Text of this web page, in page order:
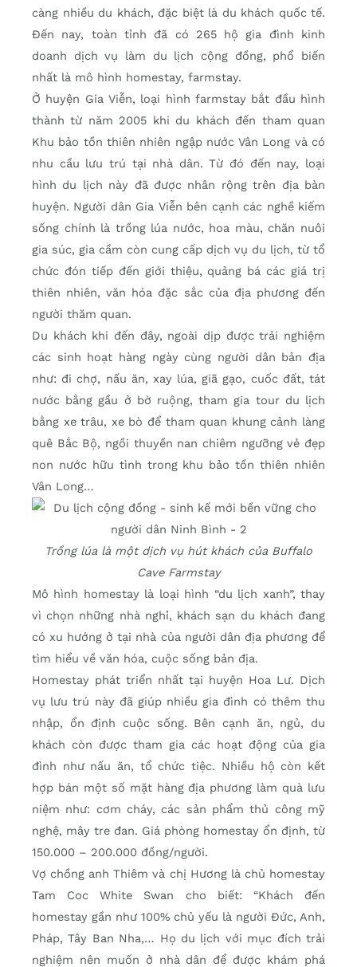
càng nhiều du khách, đặc biệt là du khách quốc tế.
Đến nay, toàn tỉnh đã có 265 hộ gia đình kinh
doanh dịch vụ làm du lịch cộng đồng, phổ biến
nhất là mô hình homestay, farmstay.
Ở huyện Gia Viễn, loại hình farmstay bắt đầu hình
thành từ năm 2005 khi du khách đến tham quan
Khu bảo tồn thiên nhiên ngập nước Vân Long và có
nhu cầu lưu trú tại nhà dân. Từ đó đến nay, loại
hình du lịch này đã được nhân rộng trên địa bàn
huyện. Người dân Gia Viễn bên cạnh các nghề kiếm
sống chính là trồng lúa nước, hoa màu, chăn nuôi
gia súc, gia cầm còn cung cấp dịch vụ du lịch, từ tổ
chức đón tiếp đến giới thiệu, quảng bá các giá trị
thiên nhiên, văn hóa đặc sắc của địa phương đến
người thăm quan.
Du khách khi đến đây, ngoài dịp được trải nghiệm
các sinh hoạt hàng ngày cùng người dân bản địa
như: đi chợ, nấu ăn, xay lúa, giã gạo, cuốc đất, tát
nước bằng gầu ở bờ ruộng, tham gia tour du lịch
bằng xe trâu, xe bò để tham quan khung cảnh làng
quê Bắc Bộ, ngồi thuyền nan chiêm ngưỡng vẻ đẹp
non nước hữu tình trong khu bảo tồn thiên nhiên
Vân Long…
Trồng lúa là một dịch vụ hút khách của Buffalo
Cave Farmstay
Mô hình homestay là loại hình “du lịch xanh”, thay
vì chọn những nhà nghỉ, khách sạn du khách đang
có xu hướng ở tại nhà của người dân địa phương để
tìm hiểu về văn hóa, cuộc sống bản địa.
Homestay phát triển nhất tại huyện Hoa Lư. Dịch
vụ lưu trú này đã giúp nhiều gia đình có thêm thu
nhập, ổn định cuộc sống. Bên cạnh ăn, ngủ, du
khách còn được tham gia các hoạt động của gia
đình như nấu ăn, tổ chức tiệc. Nhiều hộ còn kết
hợp bán một số mặt hàng địa phương làm quà lưu
niệm như: cơm cháy, các sản phẩm thủ công mỹ
nghệ, mây tre đan. Giá phòng homestay ổn định, từ
150.000 – 200.000 đồng/người.
Vợ chồng anh Thiêm và chị Hương là chủ homestay
Tam Coc White Swan cho biết: “Khách đến
homestay gần như 100% chủ yếu là người Đức, Anh,
Pháp, Tây Ban Nha,… Họ du lịch với mục đích trải
nghiệm nên muốn ở nhà dân để được khám phá